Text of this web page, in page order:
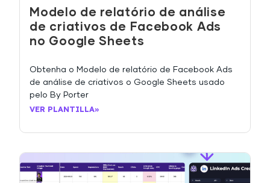
Modelo de relatório de análise
de criativos de Facebook Ads
no Google Sheets
Obtenha o Modelo de relatório de Facebook Ads
de análise de criativos o Google Sheets usado
pelo By Porter
VER PLANTILLA»